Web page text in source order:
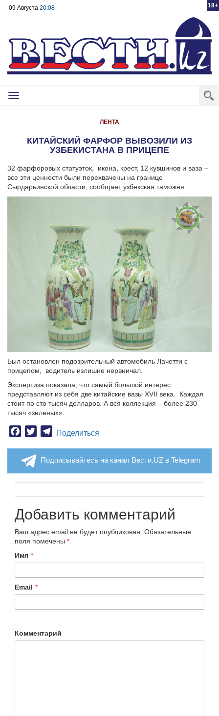
18+
09 Августа 20:08
Toggle
ЛЕНТА
КИТАЙСКИЙ ФАРФОР ВЫВОЗИЛИ ИЗ
УЗБЕКИСТАНА В ПРИЦЕПЕ
32 фарфоровых статуэток, икона, крест, 12 кувшинов и ваза –
все эти ценности были перехвачены на границе
Сырдарьинской области, сообщает узбекская таможня.
Был остановлен подозрительный автомобиль Лачетти с
прицепом, водитель излишне нервничал.
Экспертиза показала, что самый большой интерес
представляют из себя две китайские вазы XVII века. Каждая
стоит по сто тысяч долларов. А вся коллекция – более 230
тысяч «зеленых».
Facebook
TwitterTelegram
Поделиться
Подписывайтесь на канал Вести.UZ в Telegram
Добавить комментарий
Ваш адрес email не будет опубликован. Обязательные
поля помечены *
Имя *
Email *
Комментарий